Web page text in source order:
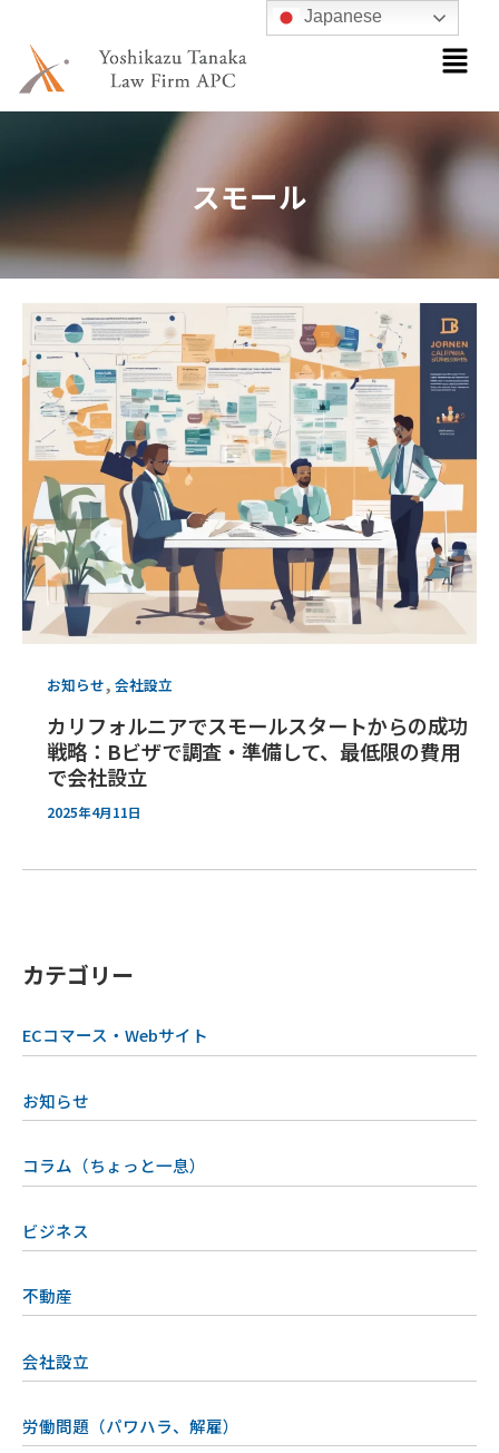
メ
ニ
ー
スモール
お知らせ, 会社設立
カリフォルニアでスモールスタートからの成功
戦略：Bビザで調査・準備して、最低限の費用
で会社設立
2025年4月11日
カテゴリー
ECコマース・Webサイト
お知らせ
コラム（ちょっと一息）
ビジネス
不動産
会社設立
労働問題（パワハラ、解雇）
Japanese